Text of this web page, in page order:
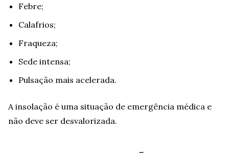
Febre;
Calafrios;
Fraqueza;
Sede intensa;
Pulsação mais acelerada.
A insolação é uma situação de emergência médica e
não deve ser desvalorizada.